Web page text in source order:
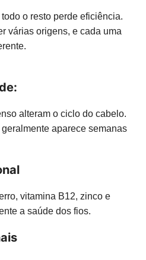
o resto perde eficiência.
várias origens, e cada uma
alteram o ciclo do cabelo.
aparece semanas
vitamina B12, zinco e
a saúde dos fios.